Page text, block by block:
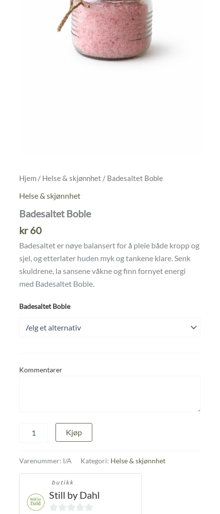
Hjem / Helse & skjønnhet / Badesaltet Boble
Helse & skjønnhet
Badesaltet Boble
kr60
Badesaltet er nøye balansert for å pleie både kropp og
sjel, og etterlater huden myk og tankene klare. Senk
skuldrene, la sansene våkne og finn fornyet energi
med Badesaltet Boble.
Badesaltet Boble
Kommentarer
Boble
Kjøp
Varenummer: I/A Kategori: Helse & skjønnhet
butikk
Still by Dahl